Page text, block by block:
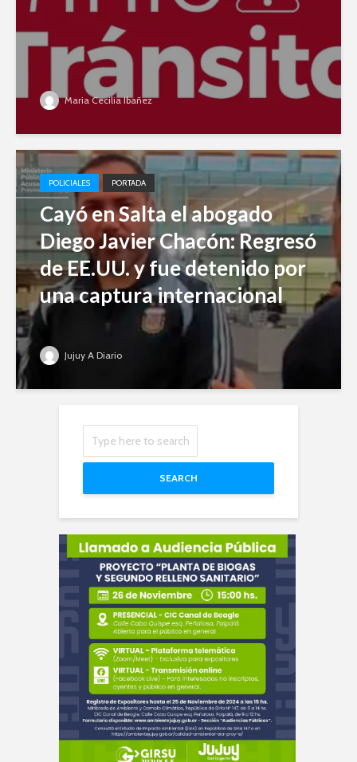
Maria Cecilia Ibañez
POLICIALES PORTADA
Cayó en Salta el abogado
Diego Javier Chacón: Regresó
de EE.UU. y fue detenido por
una captura internacional
Jujuy A Diario
SEARCH